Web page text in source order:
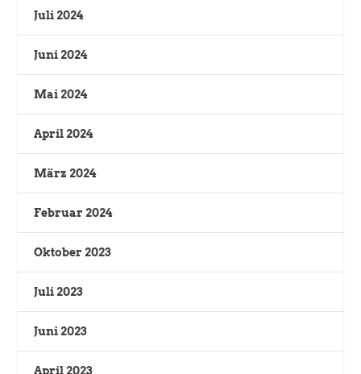
Juli 2024
Juni 2024
Mai 2024
April 2024
März 2024
Februar 2024
Oktober 2023
Juli 2023
Juni 2023
April 2023